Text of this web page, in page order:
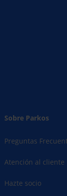
Sobre Parkos
Preguntas
Atención al cliente
Hazte socio